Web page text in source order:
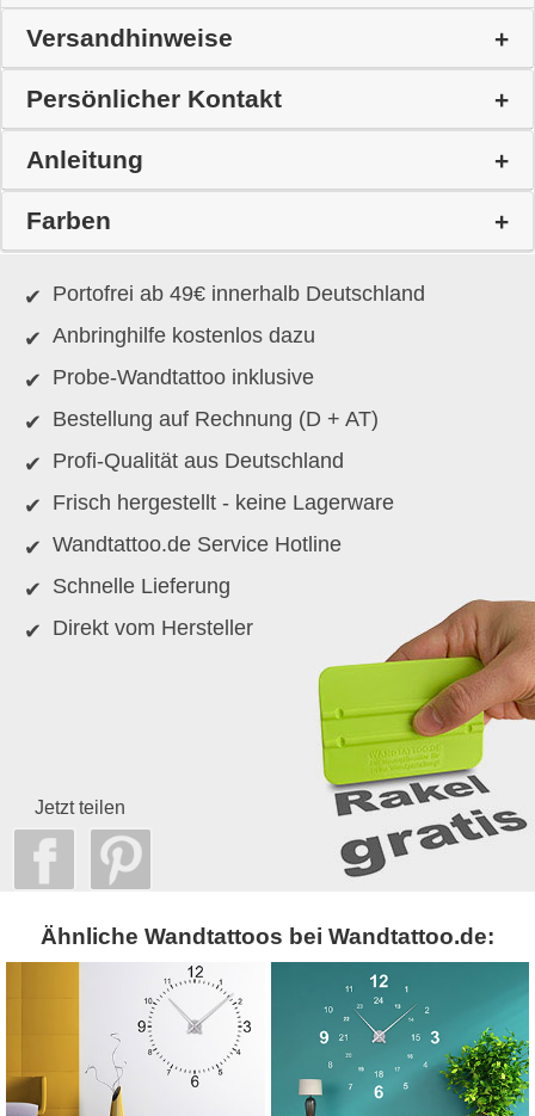
Versandhinweise
Persönlicher Kontakt
Anleitung
Farben
Portofrei ab 49€ innerhalb Deutschland
Anbringhilfe kostenlos dazu
Probe-Wandtattoo inklusive
Bestellung auf Rechnung (D + AT)
Profi-Qualität aus Deutschland
Frisch hergestellt - keine Lagerware
Wandtattoo.de Service Hotline
Schnelle Lieferung
Direkt vom Hersteller
Jetzt teilen
Ähnliche Wandtattoos bei Wandtattoo.de: